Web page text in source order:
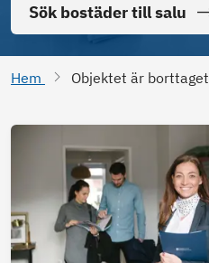
Sök bostäder till salu
Hem Objektet är borttaget